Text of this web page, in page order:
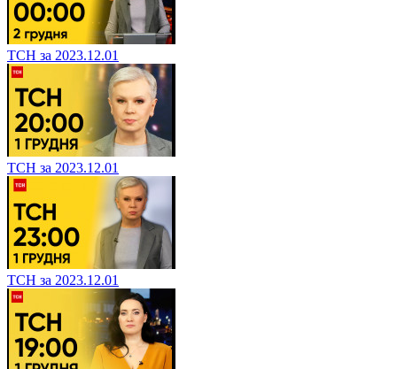
ТСН за 2023.12.03
ТСН за 2023.12.01
ТСН за 2023.12.01
ТСН за 2023.12.01